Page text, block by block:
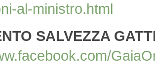
al-ministro.html
SALVEZZA